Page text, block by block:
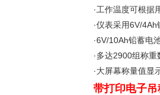
·工作温度可根
·仪表采用6V/
·6V/10Ah铅蓄电
·多达2900组称
·大屏幕称量值显
带打印电子